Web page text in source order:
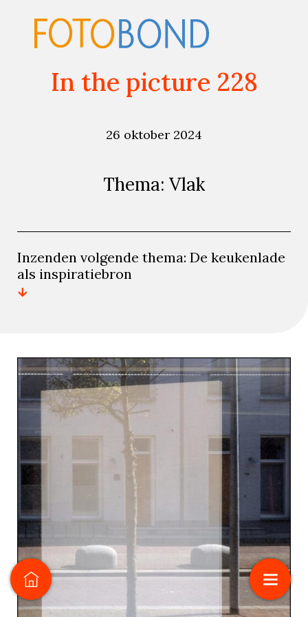
In the picture 228
26 oktober 2024
Thema: Vlak
Inzenden volgende thema: De keukenlade
als inspiratiebron